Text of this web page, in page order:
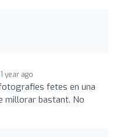
1 year ago
fetes en una
millorar bastant. No